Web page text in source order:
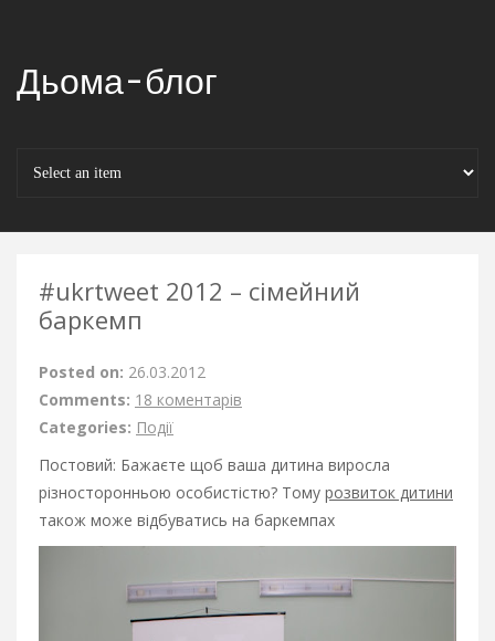
Дьома-блог
#ukrtweet 2012 – сімейний
баркемп
Posted on: 26.03.2012
Comments: 18 коментарів
Categories: Події
Постовий: Бажаєте щоб ваша дитина виросла
різносторонньою особистістю? Тому розвиток дитини
також може відбуватись на баркемпах